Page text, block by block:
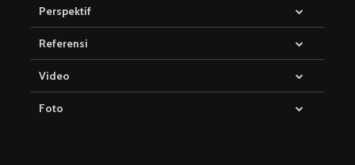
Perspektif
Referensi
Video
Foto